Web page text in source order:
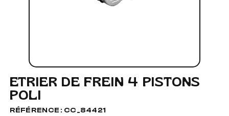
ETRIER DE FREIN 4 PISTONS
POLI
RÉFÉRENCE : CC_84421